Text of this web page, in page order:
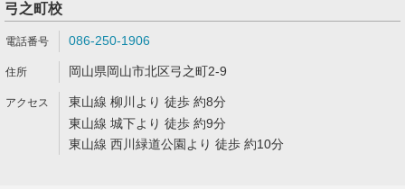
弓之町校
086-250-1906
岡山県岡山市北区弓之町2-9
東山線 柳川より 徒歩 約8分
東山線 城下より 徒歩 約9分
東山線 西川緑道公園より 徒歩 約10分